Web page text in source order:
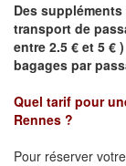
Des
transport de
entre 2.5 € et 5 €
bagages par
Quel tarif pour
Rennes ?
Pour réserver